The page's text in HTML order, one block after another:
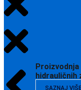
Proizvodnja
hidrauličnih
SAZNAJ